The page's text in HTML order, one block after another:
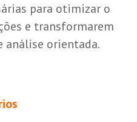
para otimizar o
e transformarem
análise orientada.